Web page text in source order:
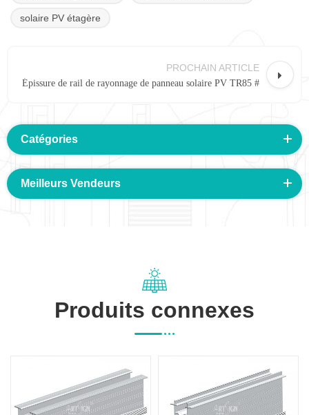
solaire PV étagère
PROCHAIN ARTICLE
Épissure de rail de rayonnage de panneau solaire PV TR85 #
Catégories
Meilleurs Vendeurs
Produits connexes